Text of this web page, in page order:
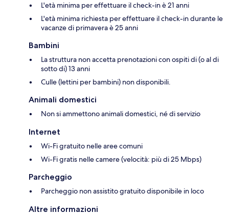
L'età minima per effettuare il check-in è 21 anni
L'età minima richiesta per effettuare il check-in durante le
vacanze di primavera è 25 anni
Bambini
La struttura non accetta prenotazioni con ospiti di (o al di
sotto di) 13 anni
Culle (lettini per bambini) non disponibili.
Animali domestici
Non si ammettono animali domestici, né di servizio
Internet
Wi-Fi gratuito nelle aree comuni
Wi-Fi gratis nelle camere (velocità: più di 25 Mbps)
Parcheggio
Parcheggio non assistito gratuito disponibile in loco
Altre informazioni